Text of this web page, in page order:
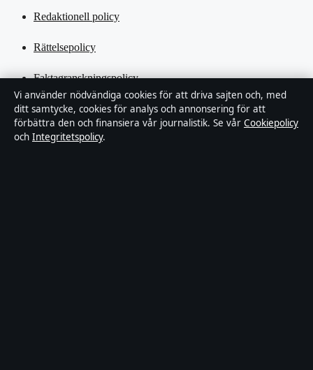
Redaktionell policy
Rättelsepolicy
Faktagranskningspolicy
Ägande & finansiering
Integritetspolicy
Vi använder nödvändiga cookies för att driva sajten och, med
ditt samtycke, cookies för analys och annonsering för att
förbättra den och finansiera vår journalistik. Se vår Cookiepolicy
och Integritetspolicy.